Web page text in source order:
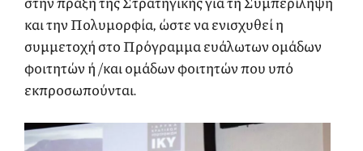
και την Πολυμορφία, ώστε να ενισχυθεί η
συμμετοχή στο Πρόγραμμα ευάλωτων ομάδων
φοιτητών ή /και ομάδων φοιτητών που υπό
εκπροσωπούνται.